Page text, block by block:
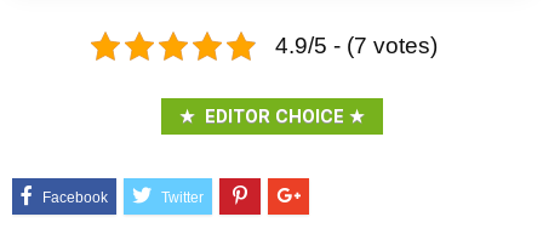
4.9/5 - (7 votes)
EDITOR CHOICE